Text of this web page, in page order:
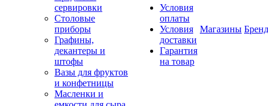
сервировки
Столовые
приборы
Графины,
декантеры и
штофы
Вазы для фруктов
и конфетницы
Масленки и
Условия
оплаты
Условия
доставки
Гарантия
на товар
Магазины